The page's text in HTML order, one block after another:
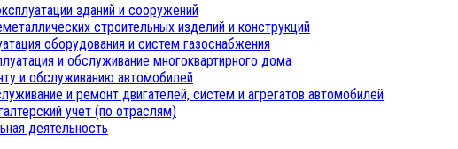
зданий и сооружений
строительных изделий и конструкций
оборудования и систем газоснабжения
и обслуживание многоквартирного дома
и обслуживанию автомобилей
и ремонт двигателей, систем и агрегатов автомобилей
учет (по отраслям)
деятельность